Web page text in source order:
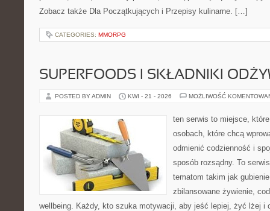
Zobacz także Dla Początkujących i Przepisy kulinarne. […]
CATEGORIES: MMORPG
SUPERFOODS I SKŁADNIKI
POSTED BY ADMIN KWI - 21 - 2026 MOŻLIWOŚĆ
ten serwis to miejsce,
osobach, które chcą
odmienić codzienność i
sposób rozsądny. To
tematom takim jak
zbilansowane żywienie,
wellbeing. Każdy, kto szuka motywacji, aby jeść lepiej, żyć lżej i